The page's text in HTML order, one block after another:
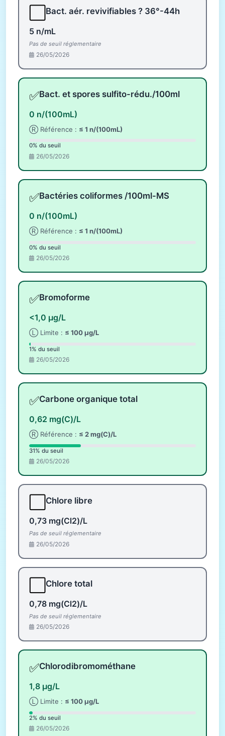
Bact. aér. revivifiables ? 36°-44h
5 n/mL
Pas de seuil réglementaire
26/05/2026
✅Bact. et spores sulfito-rédu./100ml
0 n/(100mL)
Ⓡ Référence : ≤ 1 n/(100mL)
0% du seuil
26/05/2026
✅Bactéries coliformes /100ml-MS
0 n/(100mL)
Ⓡ Référence : ≤ 1 n/(100mL)
0% du seuil
26/05/2026
✅Bromoforme
<1,0 µg/L
Ⓛ Limite : ≤ 100 µg/L
1% du seuil
26/05/2026
✅Carbone organique total
0,62 mg(C)/L
Ⓡ Référence : ≤ 2 mg(C)/L
31% du seuil
26/05/2026
Chlore libre
0,73 mg(Cl2)/L
Pas de seuil réglementaire
26/05/2026
Chlore total
0,78 mg(Cl2)/L
Pas de seuil réglementaire
26/05/2026
✅Chlorodibromométhane
1,8 µg/L
Ⓛ Limite : ≤ 100 µg/L
2% du seuil
26/05/2026